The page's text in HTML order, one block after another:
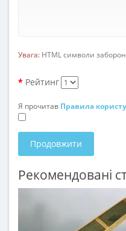
Увага: HTML символи
Рейтинг
Я прочитав Правила
Продовжити
Рекомендовані